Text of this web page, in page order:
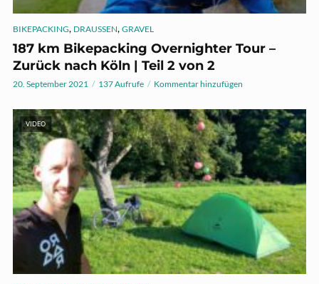
BIKEPACKING, DRAUSSEN, GRAVEL
187 km Bikepacking Overnighter Tour –
Zurück nach Köln | Teil 2 von 2
20. September 2021 137 Aufrufe Kommentar hinzufügen
VIDEO